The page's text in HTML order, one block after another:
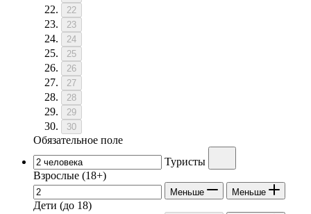
22
23
24
25
26
27
28
29
30
Обязательное поле
Туристы
Взрослые (18+)
Меньше Меньше
Дети (до 18)